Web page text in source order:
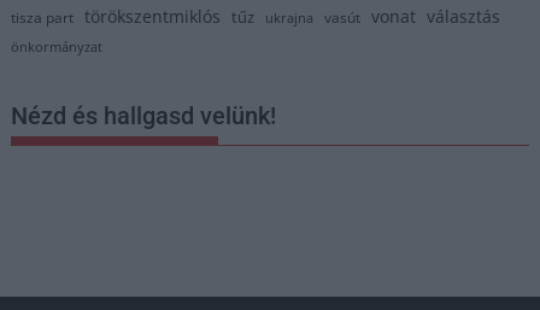
tisza part törökszentmiklós tűz ukrajna vasút vonat választás
önkormányzat
Nézd és hallgasd velünk!